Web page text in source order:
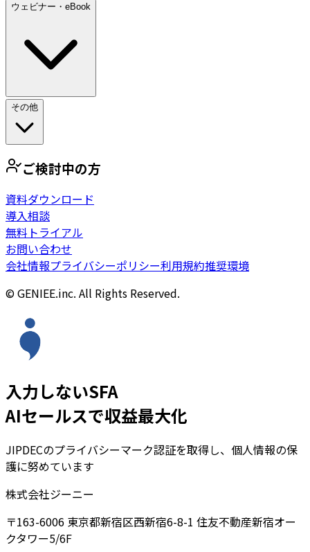
ウェビナー・eBook
その他
ご検討中の方
資料ダウンロード
導入相談
無料トライアル
お問い合わせ
会社情報プライバシーポリシー利用規約推奨環境
© GENIEE.inc. All Rights Reserved.
入力しないSFA
AIセールスで収益最大化
JIPDECのプライバシーマーク認証を取得し、個人情報の保
護に努めています
株式会社ジーニー
〒163-6006 東京都新宿区西新宿6-8-1 住友不動産新宿オー
クタワー5/6F